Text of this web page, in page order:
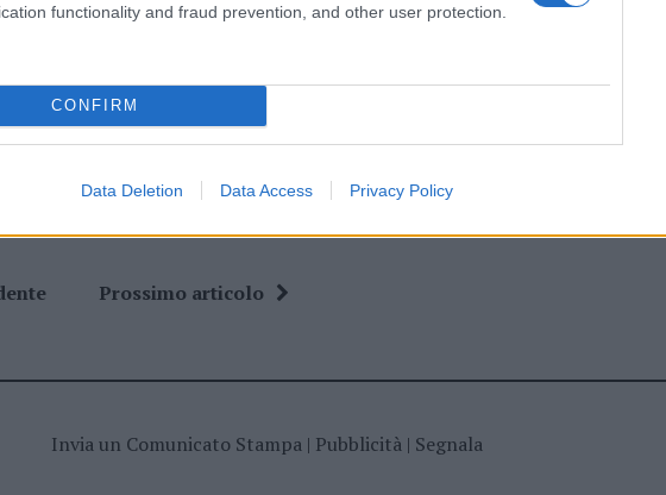
functionality and fraud prevention, and other user protection.
CONFIRM
Data Deletion Data Access Privacy Policy
Teresa
Prossimo articolo
Invia un Comunicato Stampa| Pubblicità| Segnala